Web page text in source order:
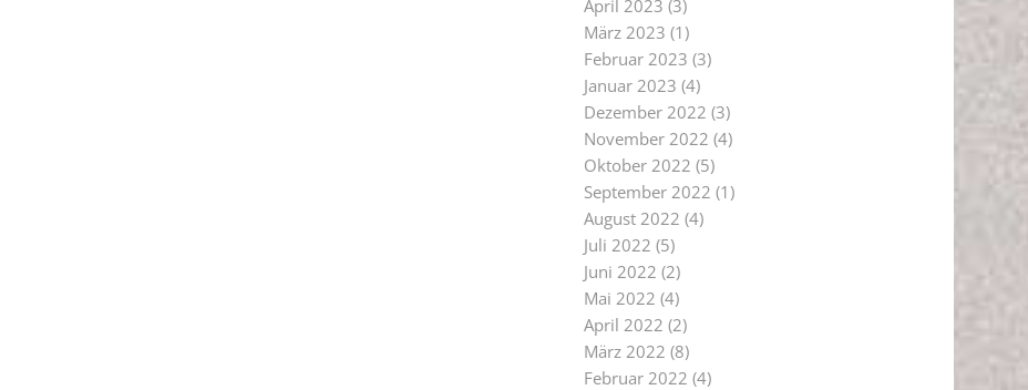
April 2023 (3)
März 2023 (1)
Februar 2023 (3)
Januar 2023 (4)
Dezember 2022 (3)
November 2022 (4)
Oktober 2022 (5)
September 2022 (1)
August 2022 (4)
Juli 2022 (5)
Juni 2022 (2)
Mai 2022 (4)
April 2022 (2)
März 2022 (8)
Februar 2022 (4)